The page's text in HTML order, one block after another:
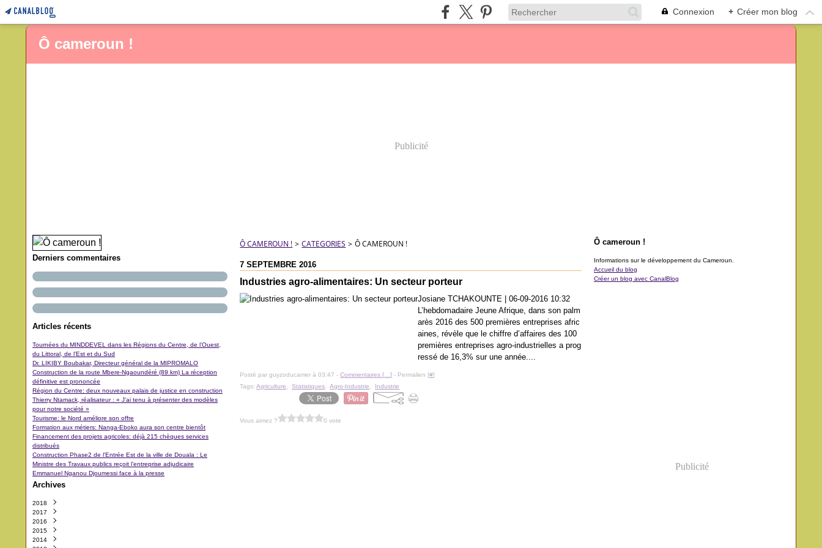
Connexion + Créer mon blog
Ô cameroun !
Publicité
Derniers commentaires
Articles récents
Tournées du MINDDEVEL dans les Régions du Centre, de l’Ouest,
du Littoral, de l’Est et du Sud
Dr. LIKIBY Boubakar, Directeur général de la MIPROMALO
Construction de la route Mbere-Ngaoundéré (89 km) La réception
définitive est prononcée
Région du Centre: deux nouveaux palais de justice en construction
Thierry Ntamack, réalisateur : « J’ai tenu à présenter des modèles
pour notre société »
Tourisme: le Nord améliore son offre
Formation aux métiers: Nanga-Eboko aura son centre bientôt
Financement des projets agricoles: déjà 215 chèques services
distribués
Construction Phase2 de l’Entrée Est de la ville de Douala : Le
Ministre des Travaux publics reçoit l’entreprise adjudicaire
Emmanuel Nganou Djoumessi face à la presse
Archives
2018
Octobre
Septembre
Août
Juillet
2017
Décembre
Novembre
Octobre
2016
Décembre
Novembre
2015
Décembre
2014
Ô CAMEROUN ! > CATEGORIES > Ô CAMEROUN !
7 SEPTEMBRE 2016
Industries agro-alimentaires: Un secteur porteur
Josiane TCHAKOUNTE | 06-09-2016 10:32
L’hebdomadaire Jeune Afrique, dans son palm
arès 2016 des 500 premières entreprises afric
aines, révèle que le chiffre d’affaires des 100
premières entreprises agro-industrielles a prog
ressé de 16,3% sur une année....
Posté par guyzoducamer à 03:47 -Commentaires [ …] - Permalien [#]
Tags:Agriculture ,Statistiques ,Agro-Industrie Industrie
Vous aimez ? 0 vote
Ô cameroun !
Informations sur le développement du Cameroun.
Accueil du blog
Créer un blog avec CanalBlog
Publicité